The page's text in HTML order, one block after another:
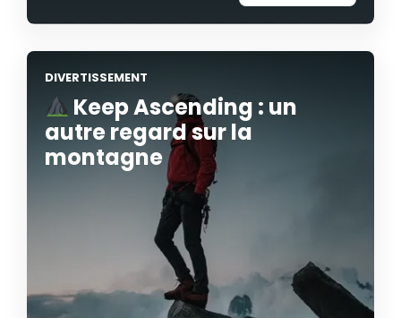
DIVERTISSEMENT
Keep Ascending : un
autre regard sur la
montagne